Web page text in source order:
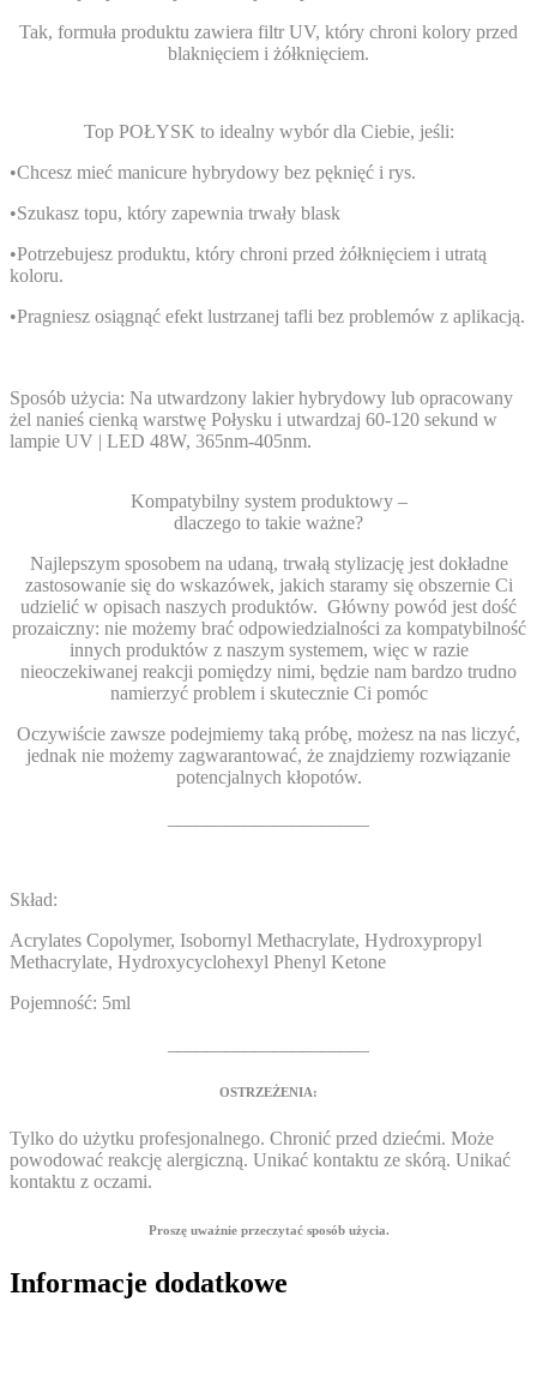
Tak, formuła produktu zawiera filtr UV, który chroni kolory przed
blaknięciem i żółknięciem.
Top POŁYSK to idealny wybór dla Ciebie, jeśli:
•Chcesz mieć manicure hybrydowy bez pęknięć i rys.
•Szukasz topu, który zapewnia trwały blask
•Potrzebujesz produktu, który chroni przed żółknięciem i utratą
koloru.
•Pragniesz osiągnąć efekt lustrzanej tafli bez problemów z aplikacją.
Sposób użycia: Na utwardzony lakier hybrydowy lub opracowany
żel nanieś cienką warstwę Połysku i utwardzaj 60-120 sekund w
lampie UV | LED 48W, 365nm-405nm.
Kompatybilny system produktowy –
dlaczego to takie ważne?
Najlepszym sposobem na udaną, trwałą stylizację jest dokładne
zastosowanie się do wskazówek, jakich staramy się obszernie Ci
udzielić w opisach naszych produktów. Główny powód jest dość
prozaiczny: nie możemy brać odpowiedzialności za kompatybilność
innych produktów z naszym systemem, więc w razie
nieoczekiwanej reakcji pomiędzy nimi, będzie nam bardzo trudno
namierzyć problem i skutecznie Ci pomóc
Oczywiście zawsze podejmiemy taką próbę, możesz na nas liczyć,
jednak nie możemy zagwarantować, że znajdziemy rozwiązanie
potencjalnych kłopotów.
Skład:
Acrylates Copolymer, Isobornyl Methacrylate, Hydroxypropyl
Methacrylate, Hydroxycyclohexyl Phenyl Ketone
Pojemność: 5ml
OSTRZEŻENIA:
Tylko do użytku profesjonalnego. Chronić przed dziećmi. Może
powodować reakcję alergiczną. Unikać kontaktu ze skórą. Unikać
kontaktu z oczami.
Proszę uważnie przeczytać sposób użycia.
Informacje dodatkowe